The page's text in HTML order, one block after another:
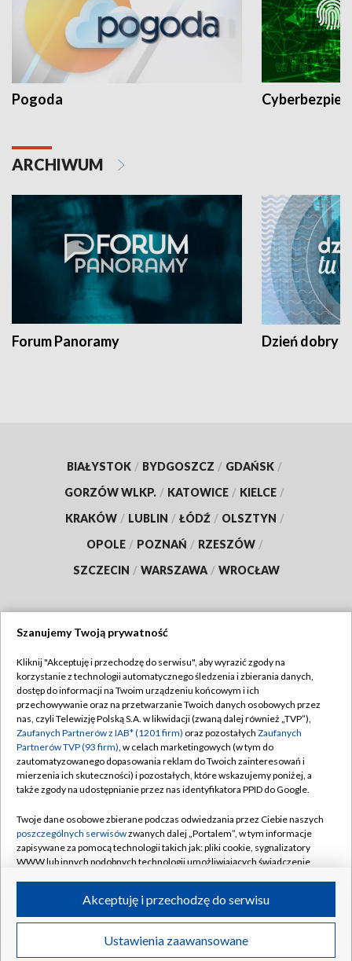
Pogoda
ARCHIWUM
Forum Panoramy Dzień dobry
BIAŁYSTOK / BYDGOSZCZ / GDAŃSK /
GORZÓW WLKP. / KATOWICE / KIELCE /
KRAKÓW / LUBLIN / ŁÓDŹ / OLSZTYN /
OPOLE / POZNAŃ / RZESZÓW /
SZCZECIN / WARSZAWA / WROCŁAW
TVP
Abonament TVP
Emisja w TVP
Centrum informacji TVP
Naziemna Telewizja Cyfrowa
Rada Programowa
System NOS
Informacje o nadawcy
Program dla prasy
Ogłoszenie przetargowe
Regulamin TVP
Polityka prywatności
Moje zgody
Pomoc
Kontakt
Kanały
©2026 Telewizja Polska S.A. w likwidacji
Szanujemy Twoją prywatność
Kliknij "Akceptuję i przechodzę do serwisu", aby wyrazić zgody na
korzystanie z technologii automatycznego śledzenia i zbierania danych,
dostęp do informacji na Twoim urządzeniu końcowym i ich
przechowywanie oraz na przetwarzanie Twoich danych osobowych przez
nas, czyli Telewizję Polską S.A. w likwidacji (zwaną dalej również „TVP”),
Zaufanych Partnerów z IAB* (1201 firm) oraz pozostałych Zaufanych
Partnerów TVP (93 firm), w celach marketingowych (w tym do
zautomatyzowanego dopasowania reklam do Twoich zainteresowań i
mierzenia ich skuteczności) i pozostałych, które wskazujemy poniżej, a
także zgody na udostępnianie przez nas identyfikatora PPID do Google.
Twoje dane osobowe zbierane podczas odwiedzania przez Ciebie naszych
poszczególnych serwisówzwanych dalej „Portalem”, w tym informacje
zapisywane za pomocą technologii takich jak: pliki cookie, sygnalizatory
WWW lub innych podobnych technologii umożliwiających świadczenie
ruchu w Internecie.
Twoje dane osobowe zbierane podczas odwiedzania przez Ciebie
poszczególnych serwisówna Portalu, takie jak adresy IP, identyfikatory
Ustawienia zaawansowane
Akceptuję i przechodzę do serwisu